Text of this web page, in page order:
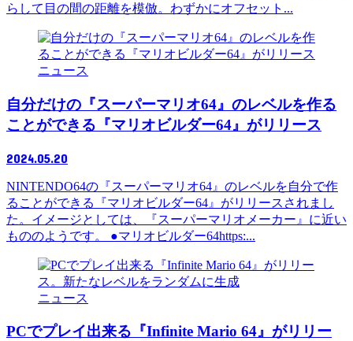
らして目の間の距離を模倣。わずかにオフセット...
ニュース
自分だけの『スーパーマリオ64』のレベルを作る
ことができる『マリオビルダー64』がリリース
2024.05.20
NINTENDO64の『スーパーマリオ64』のレベルを自分で作
ることができる『マリオビルダー64』がリリースされまし
た。イメージとしては、『スーパーマリオメーカー』に近い
もののようです。 ●マリオビルダー64https:...
ニュース
PCでプレイ出来る『Infinite Mario 64』がリリー